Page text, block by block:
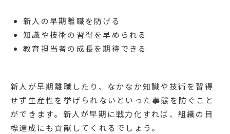
新人の早期離職を防げる
知識や技術の習得を早められる
教育担当者の成長を期待できる
新人が早期離職したり、なかなか知識や技術を習得
せず生産性を挙げられないといった事態を防ぐこと
ができます。新人が早期に戦力化すれば、組織の目
標達成にも貢献してくれるでしょう。